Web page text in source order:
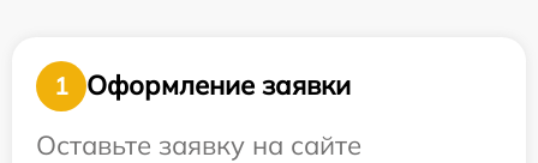
1
Оформление заявки
Оставьте заявку на сайте